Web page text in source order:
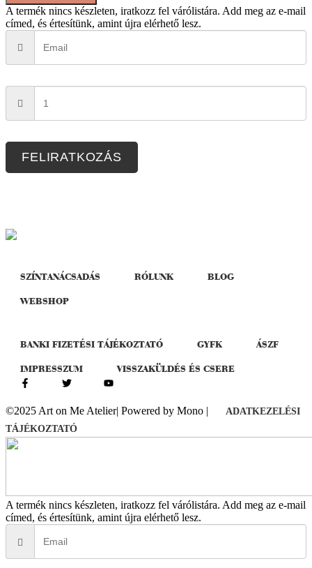
laza
ruha
mennyiség
A termék nincs készleten, iratkozz fel várólistára. Add meg az e-mail
címed, és értesítünk, amint újra elérhető lesz.
FELIRATKOZÁS
SZÍNTANÁCSADÁS RÓLUNK BLOG
WEBSHOP
BANKI FIZETÉSI TÁJÉKOZTATÓ GYFK ÁSZF
IMPRESSZUM VISSZAKÜLDÉS ÉS CSERE
©2025 Art on Me Atelier| Powered by Mono |
ADATKEZELÉSI
TÁJÉKOZTATÓ
A termék nincs készleten, iratkozz fel várólistára. Add meg az e-mail
címed, és értesítünk, amint újra elérhető lesz.